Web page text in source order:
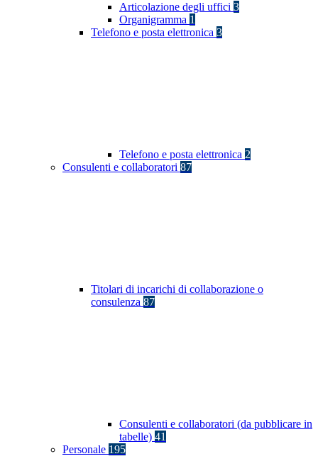
Articolazione degli uffici 3
Organigramma 1
Telefono e posta elettronica 3
Telefono e posta elettronica 2
Consulenti e collaboratori 87
Titolari di incarichi di collaborazione o
consulenza 87
Consulenti e collaboratori (da pubblicare in
tabelle) 41
Personale 195